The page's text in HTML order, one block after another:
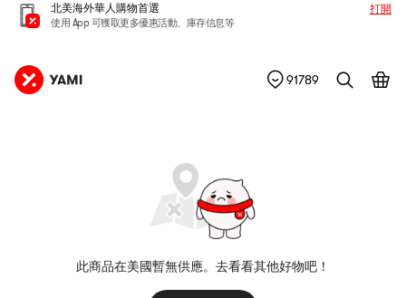
北美海外華人購物首選
使用 App 可獲取更多優惠活動、庫存信息等
打開
91789
此商品在美國暫無供應。去看看其他好物吧！